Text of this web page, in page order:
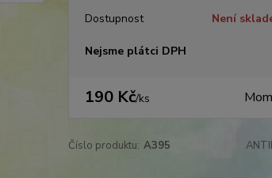
Dostupnost Není
Nejsme plátci DPH
190 Kč/ks
Číslo produktu: A395